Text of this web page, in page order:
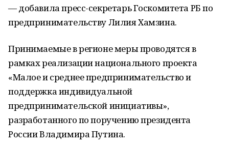
— добавила пресс-секретарь Госкомитета РБ по
предпринимательству Лилия Хамзина.
Принимаемые в регионе меры проводятся в
рамках реализации национального проекта
«Малое и среднее предпринимательство и
поддержка индивидуальной
предпринимательской инициативы»,
разработанного по поручению президента
России Владимира Путина.